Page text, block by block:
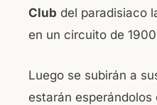
Club del paradisiaco
en un circuito de
Luego se subirán a
estarán esperándolos